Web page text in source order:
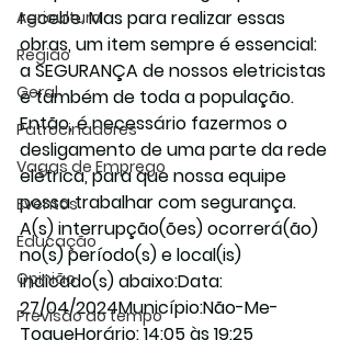
Agricultura
Região
Geral
Patrocinadores
Vagas de Emprego
Eventos
Educação
Opinião
Previsão do tempo
recebe. Mas para realizar essas
obras, um item sempre é essencial:
a SEGURANÇA de nossos eletricistas
e também de toda a população.
Então, é necessário fazermos o
desligamento de uma parte da rede
elétrica, para que nossa equipe
possa trabalhar com segurança.
A(s) interrupção(ões) ocorrerá(ão)
no(s) período(s) e local(is)
indicado(s) abaixo:Data:
27/04/2024Município:Não-Me-
ToqueHorário: 14:05 às 19:25